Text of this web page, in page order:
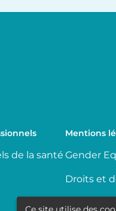
de la santé
Mentions
Gender
Droits et
Partage